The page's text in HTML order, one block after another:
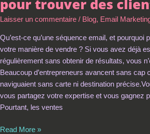
pour trouver des
Laisser un commentaire / Blog, Email
Qu’est-ce qu’une séquence email, et pourquoi
votre manière de vendre ? Si vous avez déjà
régulièrement sans obtenir de résultats, vous
Beaucoup d’entrepreneurs avancent sans cap
naviguaient sans carte ni destination
vous partagez votre expertise et vous gagnez
Pourtant, les ventes
Read More »